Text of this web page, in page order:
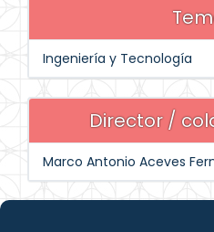
Ingeniería y Tecnología
Director /
Marco Antonio Aceves